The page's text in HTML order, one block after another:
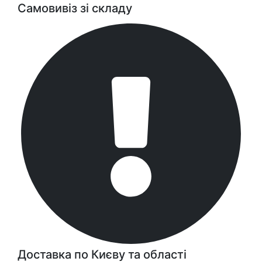
Самовивіз зі складу
Доставка по Києву та області